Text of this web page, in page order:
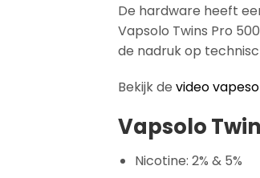
De hardware heeft
Vapsolo Twins Pro
de nadruk op
Bekijk de video
Vapsolo
Nicotine: 2% & 5%